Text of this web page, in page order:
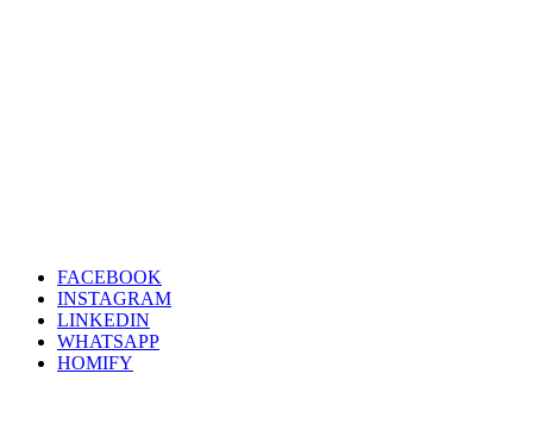
FACEBOOK
INSTAGRAM
LINKEDIN
WHATSAPP
HOMIFY